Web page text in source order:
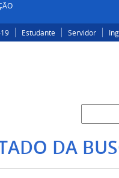
Estudante Servidor
DA